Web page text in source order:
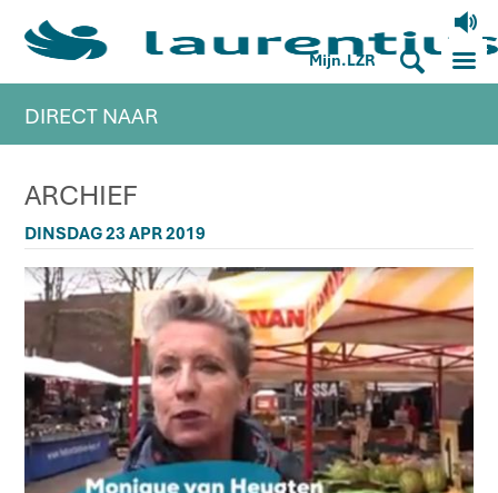
V
Mijn.LZR S M
DIRECT NAAR
ARCHIEF
DINSDAG 23 APR 2019